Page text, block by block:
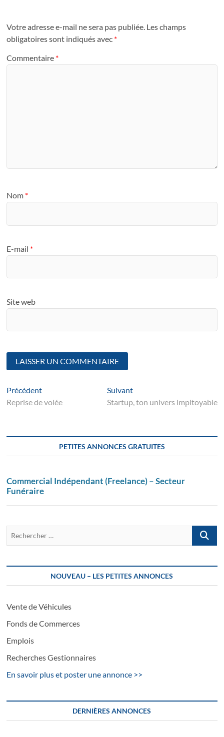
Votre adresse e-mail ne sera pas publiée. Les champs
obligatoires sont indiqués avec *
Commentaire *
Nom *
E-mail *
Site web
Navigation
de
PrécédentArticle
suivant
Reprise de volée
SuivantSuivant
post:
Startup, ton univers impitoyable
PETITES ANNONCES GRATUITES
Commercial Indépendant (Freelance) – Secteur
Funéraire
…
NOUVEAU – LES PETITES ANNONCES
Vente de Véhicules
Fonds de Commerces
Emplois
Recherches Gestionnaires
En savoir plus et poster une annonce >>
DERNIÈRES ANNONCES